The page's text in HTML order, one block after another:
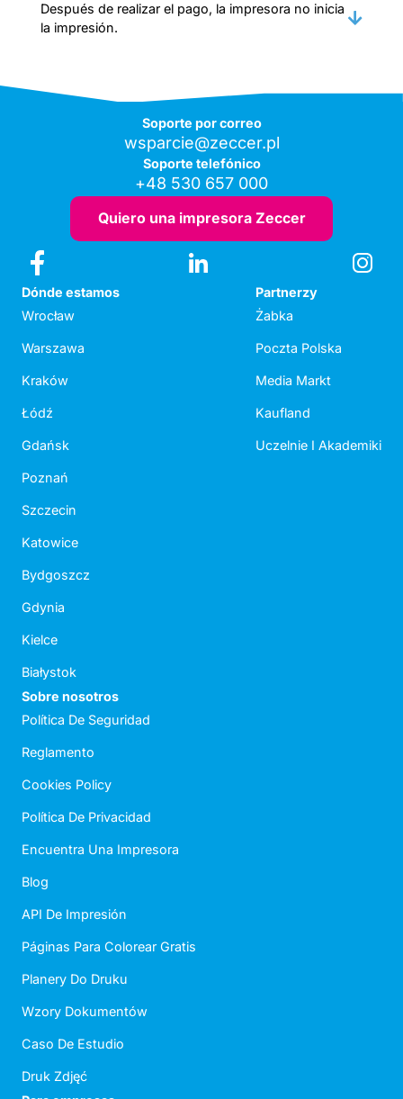
Después de realizar el pago, la impresora no inicia
la impresión.
Soporte por correo
wsparcie@zeccer.pl
Soporte telefónico
+48 530 657 000
Quiero una impresora Zeccer
Dónde estamos
Wrocław
Warszawa
Kraków
Łódź
Gdańsk
Poznań
Szczecin
Katowice
Bydgoszcz
Gdynia
Kielce
Białystok
Partnerzy
Żabka
Poczta Polska
Media Markt
Kaufland
Uczelnie I Akademiki
Sobre nosotros
Política De Seguridad
Reglamento
Cookies Policy
Política De Privacidad
Encuentra Una Impresora
Blog
API De Impresión
Páginas Para Colorear Gratis
Planery Do Druku
Wzory Dokumentów
Caso De Estudio
Druk Zdjęć